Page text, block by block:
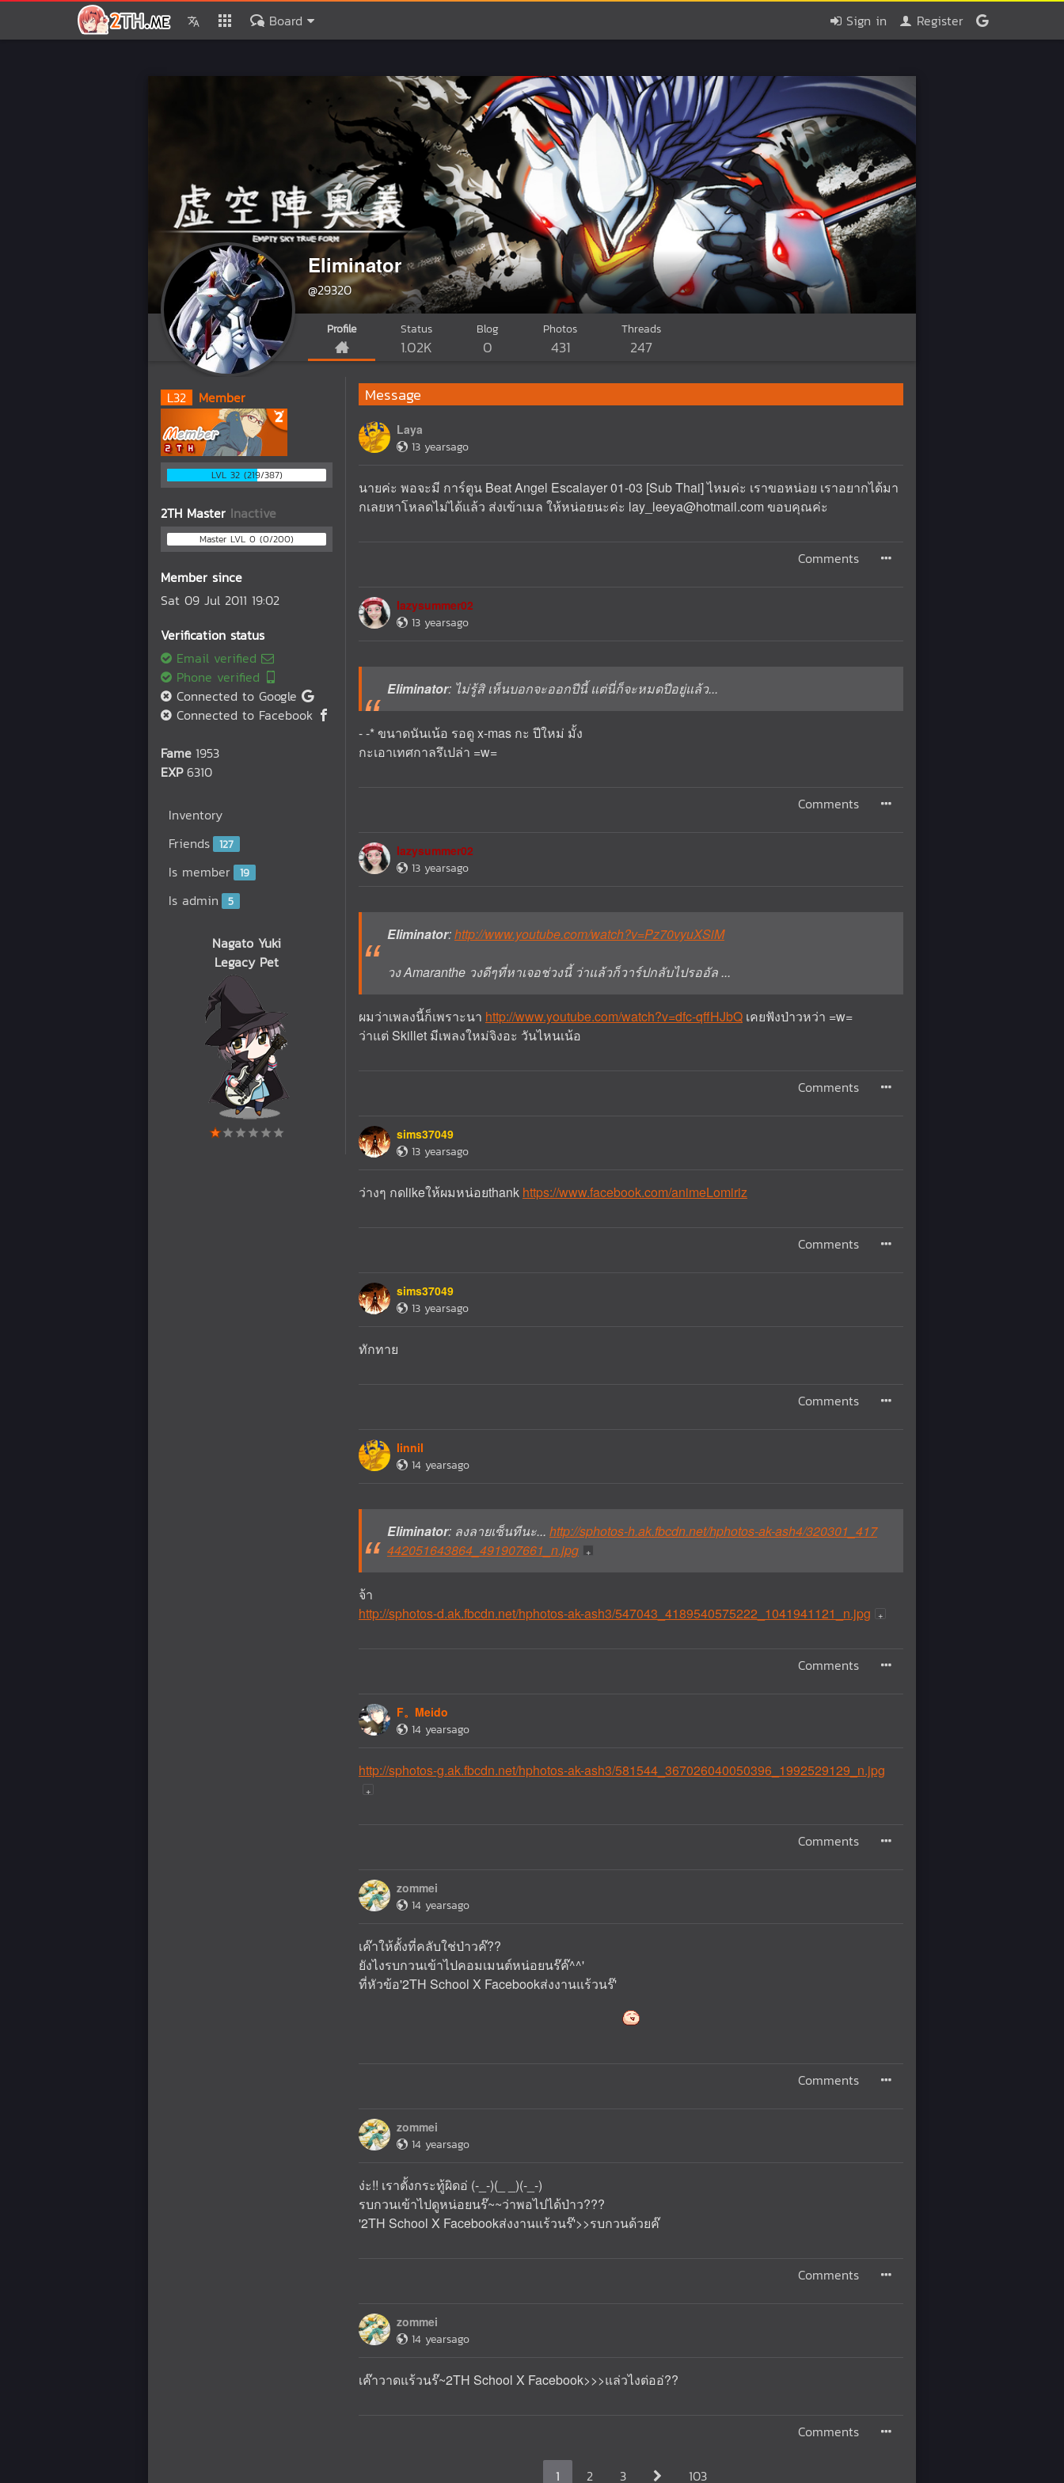
Sign in Register
Board
Eliminator
@29320
Profile Status
1.02K
Blog
0
Photos
431
Threads
247
L32 Member
LVL 32 (219/387)
2TH Master Inactive
Master LVL 0 (0/200)
Member since
Sat 09 Jul 2011 19:02
Verification status
Email verified
Phone verified
Connected to Google
Connected to Facebook
Fame 1953
EXP 6310
Inventory
Friends 127
Is member 19
Is admin 5
Nagato Yuki
Legacy Pet
Message
Laya
13 yearsago
นายค่ะ พอจะมี การ์ตูน Beat Angel Escalayer 01-03 [Sub Thai] ไหมค่ะ เราขอหน่อย เราอยากได้มา
กเลยหาโหลดไม่ได้แล้ว ส่งเข้าเมล ให้หน่อยนะค่ะ lay_leeya@hotmail.com ขอบคุณค่ะ
Comments
lazysummer02
13 yearsago
Eliminator: ไม่รู้สิ เห็นบอกจะออกปีนี้ แต่นี่ก็จะหมดปีอยู่แล้ว...
- -* ขนาดนันเน้อ รอดู x-mas กะ ปีใหม่ มั้ง
กะเอาเทศกาลรึเปล่า =w=
Comments
lazysummer02
13 yearsago
Eliminator:http://www.youtube.com/watch?v=Pz70vyuXSiM
วง Amaranthe วงดีๆที่หาเจอช่วงนี้ ว่าแล้วก็วาร์ปกลับไปรออัล ...
ผมว่าเพลงนี้ก็เพราะนา http://www.youtube.com/watch?v=dfc-qffHJbQ เคยฟังป่าวหว่า =w=
ว่าแต่ Skillet มีเพลงใหม่จิงอะ วันไหนเน้อ
Comments
sims37049
13 yearsago
ว่างๆ กดlikeให้ผมหน่อยthank https://www.facebook.com/animeLomiriz
Comments
sims37049
13 yearsago
ทักทาย
Comments
linnil
14 yearsago
Eliminator: ลงลายเซ็นทีนะ... http://sphotos-h.ak.fbcdn.net/hphotos-ak-ash4/320301_417
442051643864_491907661_n.jpg
จ้า
http://sphotos-d.ak.fbcdn.net/hphotos-ak-ash3/547043_4189540575222_1041941121_n.jpg
Comments
F。Meido
14 yearsago
http://sphotos-g.ak.fbcdn.net/hphotos-ak-ash3/581544_367026040050396_1992529129_n.jpg
Comments
zommei
14 yearsago
เค๊าให้ตั้งที่คลับใช่ป่าวค๊??
ยังไงรบกวนเข้าไปคอมเมนต์หน่อยนร๊ค๊^^'
ที่หัวข้อ'2TH School X Facebookส่งงานแร้วนร๊'
Comments
zommei
14 yearsago
ง่ะ!! เราตั้งกระทู้ผิดอ่ (-_-)(_ _)(-_-)
รบกวนเข้าไปดูหน่อยนร๊~~ว่าพอไปได้ป่าว???
'2TH School X Facebookส่งงานแร้วนร๊'>>รบกวนด้วยค๊
Comments
zommei
14 yearsago
เค๊าวาดแร้วนร๊~2TH School X Facebook>>>แล่วไงต่ออ่??
Comments
1 2 3 103